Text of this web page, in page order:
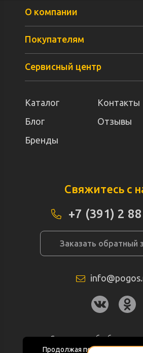
Продолжая пользоваться
О компании
Покупателям
Сервисный центр
Каталог
Контакты
Блог
Отзывы
Бренды
Свяжитесь с
+7 (391) 2
Заказать обратный
Согласие на обработку
данных